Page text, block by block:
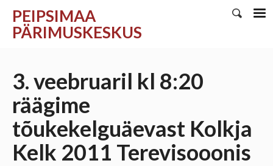
PEIPSIMAA
PÄRIMUSKESKUS
3. veebruaril kl 8:20
räägime
tõukekelguäevast Kolkja
Kelk 2011 Terevisooonis